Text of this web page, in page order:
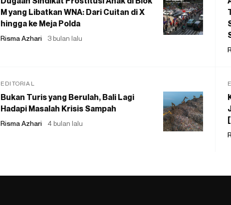
M yang Libatkan WNA: Dari Cuitan di X
hingga ke Meja Polda
Risma Azhari 3 bulan lalu
EDITORIAL
Bukan Turis yang Berulah, Bali Lagi
Hadapi Masalah Krisis Sampah
Risma Azhari 4 bulan lalu